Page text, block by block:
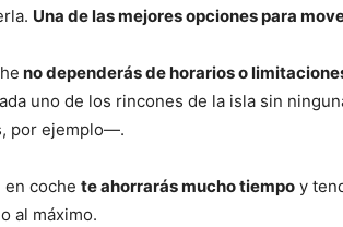
Una de las mejores opciones para
no dependerás de horarios o
uno de los rincones de la isla sin
por ejemplo—.
en coche te ahorrarás mucho tiempo y
al máximo.